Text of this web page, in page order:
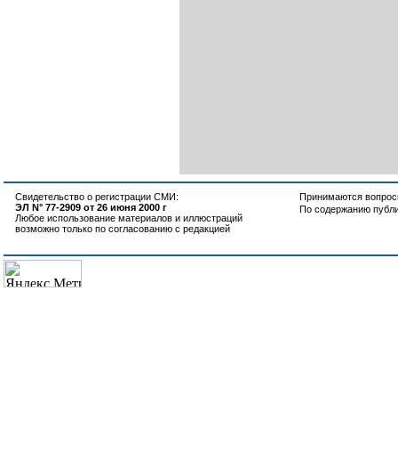
Свидетельство о регистрации СМИ:
ЭЛ N° 77-2909 от 26 июня 2000 г
Любое использование материалов и иллюстраций
возможно только по согласованию с редакцией
Принимаются
По содержанию